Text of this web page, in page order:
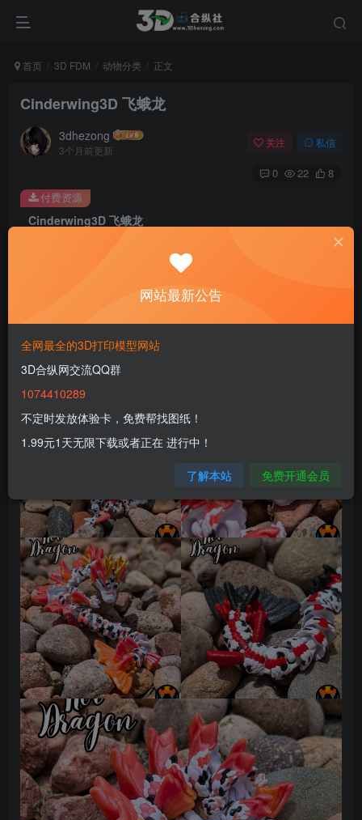
首页 3D FDM 动物分类 正文
Cinderwing3D 飞蛾龙
3dhezong
3个月前更新
关注 私信
0 22 8
Cinderwing3D 飞蛾龙
100
免费
付费资源
网站最新公告
全网最全的3D打印模型网站
3D合纵网交流QQ群
1074410289
不定时发放体验卡，免费帮找图纸！
1.99元1天无限下载或者正在 进行中！
了解本站 免费开通会员